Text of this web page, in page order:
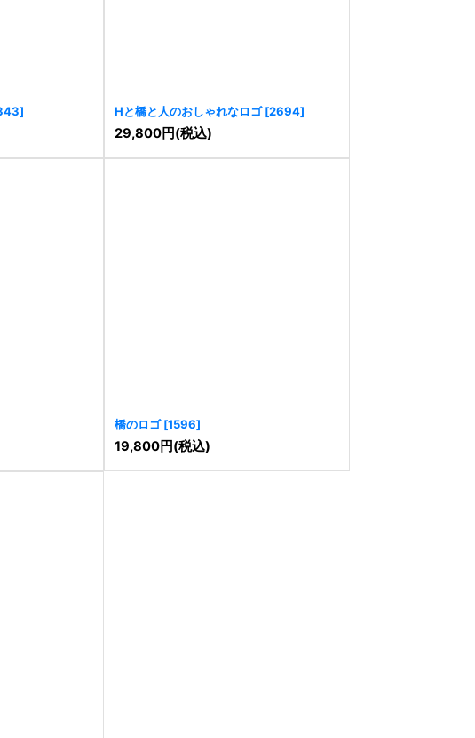
] Hと橋と人のおしゃれなロゴ [2694]
29,800円(税込)
橋のロゴ [1596]
19,800円(税込)